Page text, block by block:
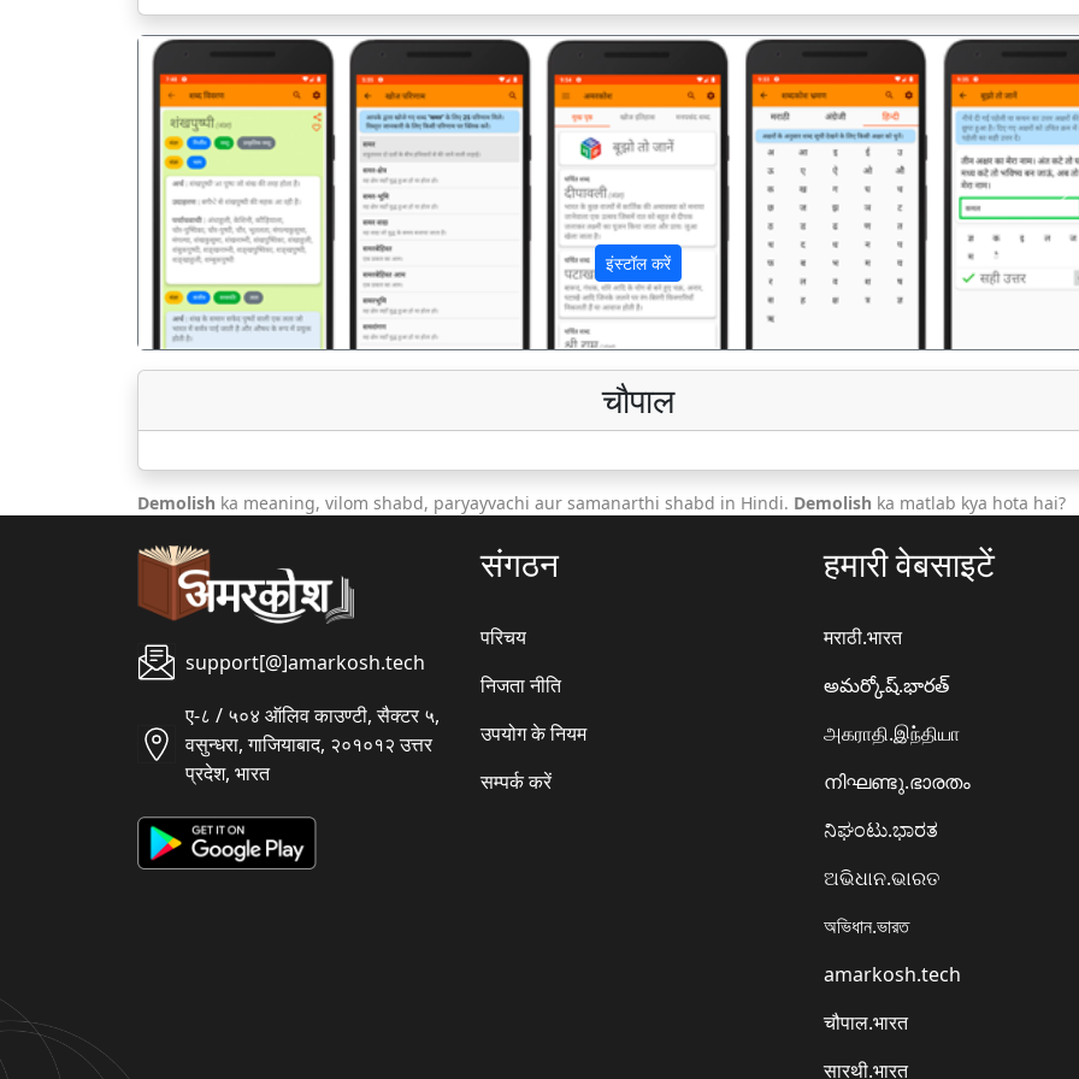
इंस्टॉल करें
पिछला
चौपाल
Demolish ka meaning, vilom shabd, paryayvachi aur samanarthi shabd in Hindi. Demolish ka matlab kya hota hai?
support[@]amarkosh.tech
ए-८ / ५०४ ऑलिव काउण्टी, सैक्टर ५,
वसुन्धरा, गाजियाबाद, २०१०१२ उत्तर
प्रदेश, भारत
संगठन
परिचय
निजता नीति
उपयोग के नियम
सम्पर्क करें
हमारी वेबसाइटें
मराठी.भारत
అమర్కోష్.భారత్
அகராதி.இந்தியா
നിഘണ്ടു.ഭാരതം
ನಿಘಂಟು.ಭಾರತ
ଅଭିଧାନ.ଭାରତ
অভিধান.ভারত
amarkosh.tech
चौपाल.भारत
सारथी.भारत